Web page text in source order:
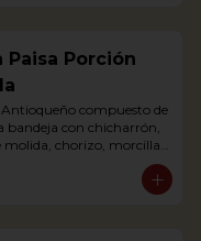
Paisa Porción
compuesto de
bandeja con chicharrón,
molida, chorizo, morcilla,
maduro, huevo frito